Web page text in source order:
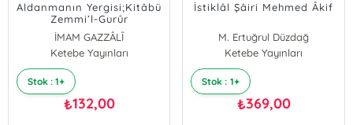
Aldanmanın Yergisi;Kitâbü
Zemmi’l-Gurûr
İMAM GAZZÂLÎ
Ketebe Yayınları
Stok : 1+
₺132,00
İstiklâl Şâiri Mehmed Âkif
M. Ertuğrul Düzdağ
Ketebe Yayınları
Stok : 1+
₺369,00